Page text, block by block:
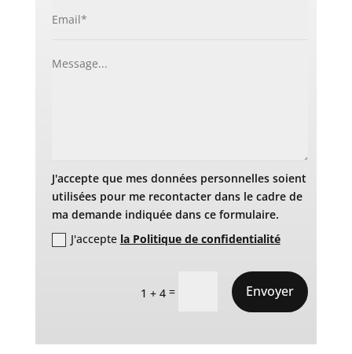
J'accepte que mes données personnelles soient
utilisées pour me recontacter dans le cadre de
ma demande indiquée dans ce formulaire.
J'accepte la Politique de confidentialité
1 + 4 = Envoyer